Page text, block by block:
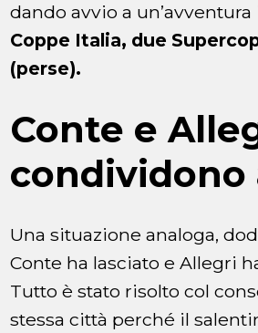
dando avvio a
Coppe Italia, due
(perse).
Conte e
condividono
Una situazione analoga,
Conte ha lasciato e Allegri
Tutto è stato risolto col
stessa città perché il